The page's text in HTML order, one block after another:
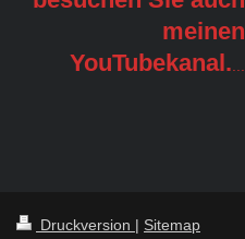
meinen
YouTubekanal....
Druckversion | Sitemap